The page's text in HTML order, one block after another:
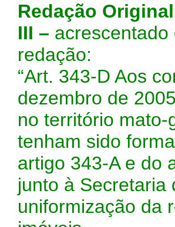
Redação
III –
redação:
“Art. 343-D Aos
dezembro de
no território
tenham sido
artigo 343-A e do
junto à Secretaria
uniformização da